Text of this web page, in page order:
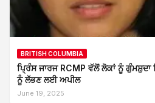
BRITISH COLUMBIA
ਪ੍ਰਿੰਸ ਜਾਰਜ RCMP ਵੱਲੋਂ ਲੋਕਾਂ ਨੂੰ ਗੁੰਮਸ਼ੁਦਾ
ਨੂੰ ਲੱਭਣ ਲਈ ਅਪੀਲ
June 19, 2025